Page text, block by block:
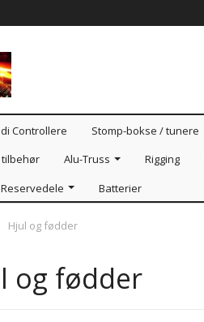
Controllere Stomp-bokse / tunere
tilbehør
Alu-Truss Rigging
Reservedele
Batterier
Hjul og fødder
og fødder